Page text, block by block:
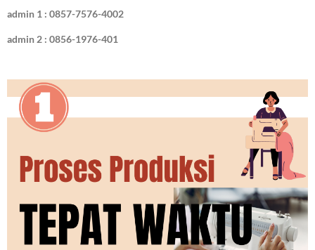
admin 1 : 0857-7576-4002
admin 2 : 0856-1976-401